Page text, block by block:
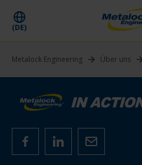
(DE)
Metalock Engineering Über uns